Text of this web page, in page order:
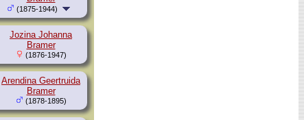
(1875-1944)
Jozina Johanna
Bramer
(1876-1947)
Arendina Geertruida
Bramer
(1878-1895)